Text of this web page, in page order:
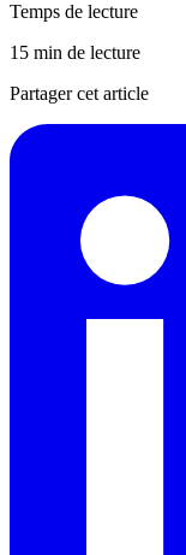
Temps de lecture
15 min de lecture
Partager cet article